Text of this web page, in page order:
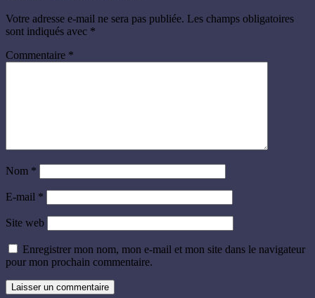
Votre adresse e-mail ne sera pas publiée. Les champs obligatoires
sont indiqués avec *
Commentaire *
Nom *
E-mail *
Site web
Enregistrer mon nom, mon e-mail et mon site dans le navigateur
pour mon prochain commentaire.